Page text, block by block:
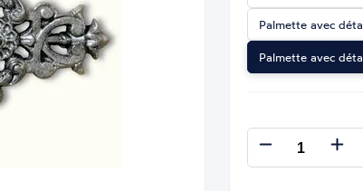
Palmette avec
Palmette avec